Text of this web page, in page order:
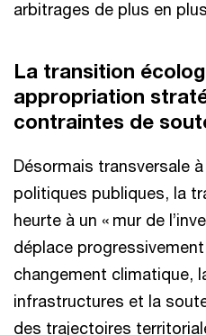
arbitrages de plus en
La transition
appropriation
contraintes de
Désormais transversale
politiques publiques, la
heurte à un « mur de
déplace
changement climatique,
infrastructures et la
des trajectoires